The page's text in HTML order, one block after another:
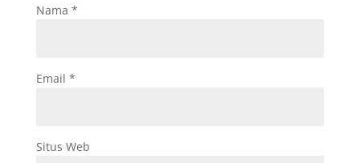
Nama *
Email *
Situs Web